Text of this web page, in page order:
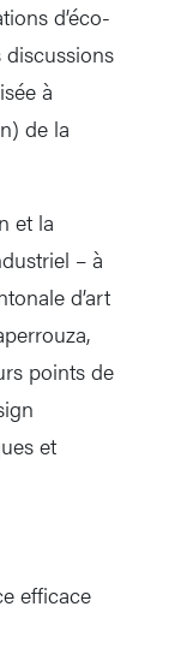
d’éco-
à
de la
et la
– à
d’art
points de
et
efficace